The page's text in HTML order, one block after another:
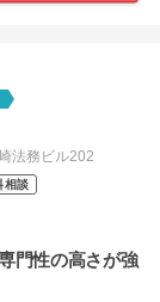
法務ビル202
相談
門性の高さが強